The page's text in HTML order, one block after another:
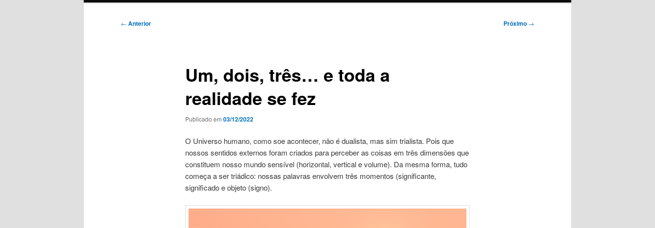
Navegação
← Anterior Próximo →
Um, dois, três… e toda a
realidade se fez
Publicado em 03/12/2022
O Universo humano, como soe acontecer, não é dualista, mas sim trialista. Pois que
nossos sentidos externos foram criados para perceber as coisas em três dimensões que
constituem nosso mundo sensível (horizontal, vertical e volume). Da mesma forma, tudo
começa a ser triádico: nossas palavras envolvem três momentos (significante,
significado e objeto (signo).